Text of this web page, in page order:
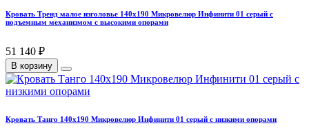
Кровать Тренд малое изголовье 140х190 Микровелюр Инфинити 01 серый с
подъемным механизмом с высокими опорами
51 140 ₽
В корзину
Кровать Танго 140х190 Микровелюр Инфинити 01 серый с низкими опорами